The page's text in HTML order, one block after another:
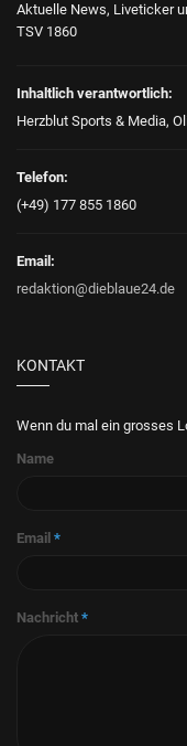
Aktuelle News, Liveticker
TSV 1860
Inhaltlich verantwortlich:
Herzblut Sports & Media,
Telefon:
(+49) 177 855 1860
Email:
redaktion@dieblaue24.de
KONTAKT
Wenn du mal ein grosses
Name
Email *
Nachricht *